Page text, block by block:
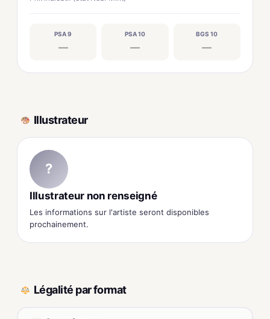
PSA 9
—
PSA 10
—
BGS 10
—
Illustrateur
?
Illustrateur non renseigné
Les informations sur l'artiste seront disponibles
prochainement.
Légalité par format